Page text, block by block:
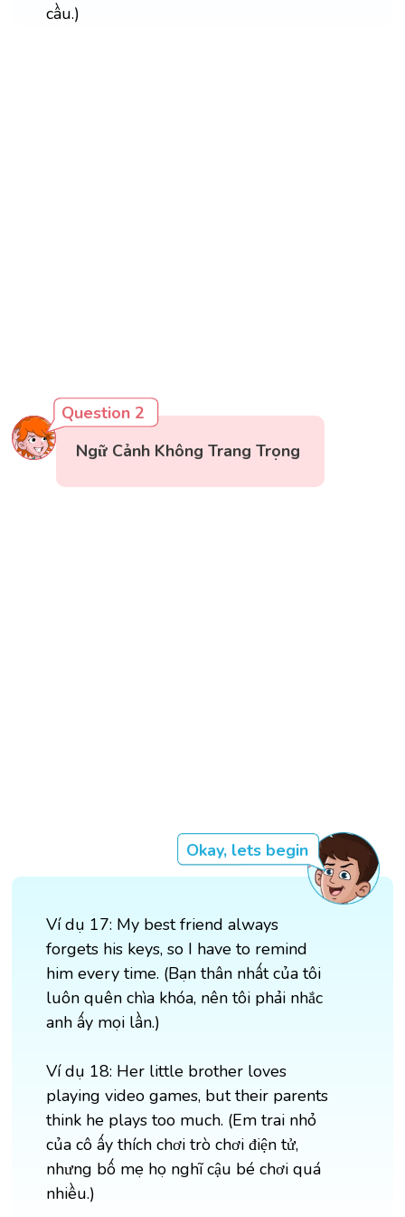
cầu.)
Question 2
Ngữ Cảnh Không Trang Trọng
Okay, lets begin
Ví dụ 17: My best friend always
forgets his keys, so I have to remind
him every time. (Bạn thân nhất của tôi
luôn quên chìa khóa, nên tôi phải nhắc
anh ấy mọi lần.)
Ví dụ 18: Her little brother loves
playing video games, but their parents
think he plays too much. (Em trai nhỏ
của cô ấy thích chơi trò chơi điện tử,
nhưng bố mẹ họ nghĩ cậu bé chơi quá
nhiều.)